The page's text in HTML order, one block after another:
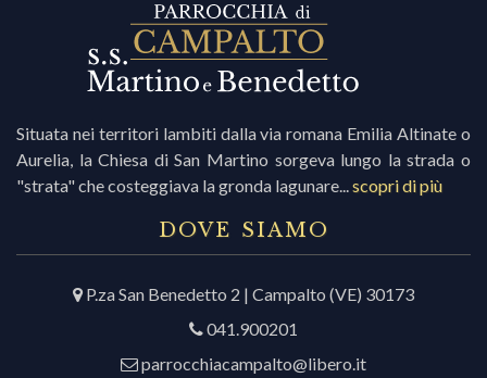
Situata nei territori lambiti dalla via romana Emilia Altinate o
Aurelia, la Chiesa di San Martino sorgeva lungo la strada o
"strata" che costeggiava la gronda lagunare... scopri di più
DOVE SIAMO
P.za San Benedetto 2 | Campalto (VE) 30173
041.900201
parrocchiacampalto@libero.it